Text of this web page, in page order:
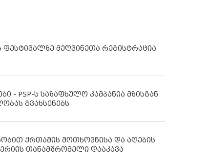
ფესტივალზე მეღვინეთა რეგისტრაცია
- PSP-ს საზაფხულო კამპანია მზისგან
გვახსენებს
ქრთამის მოთხოვნისა და აღების
თანამშრომელი დააკავა